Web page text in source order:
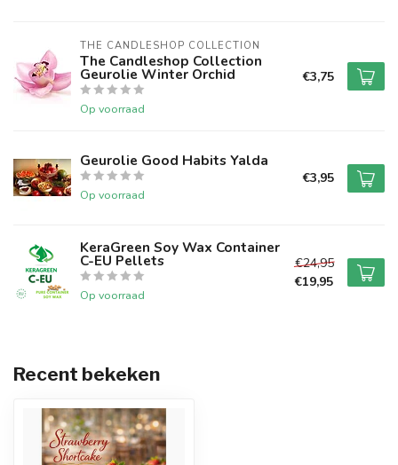
THE CANDLESHOP COLLECTION
The Candleshop Collection
Geurolie Winter Orchid
Op voorraad
€3,75
Geurolie Good Habits Yalda
Op voorraad
€3,95
KeraGreen Soy Wax Container
C-EU Pellets
Op voorraad
€24,95
€19,95
Recent bekeken